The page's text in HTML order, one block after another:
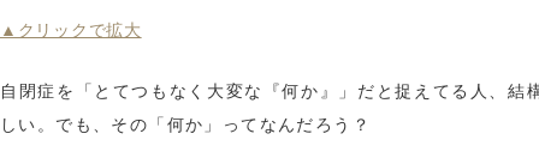
▲クリックで拡大
自閉症を「とてつもなく大変な『何か』」だと捉えてる人、結
しい。でも、その「何か」ってなんだろう？